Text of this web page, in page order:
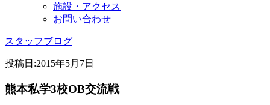
施設・アクセス
お問い合わせ
スタッフブログ
投稿日:2015年5月7日
熊本私学3校OB交流戦